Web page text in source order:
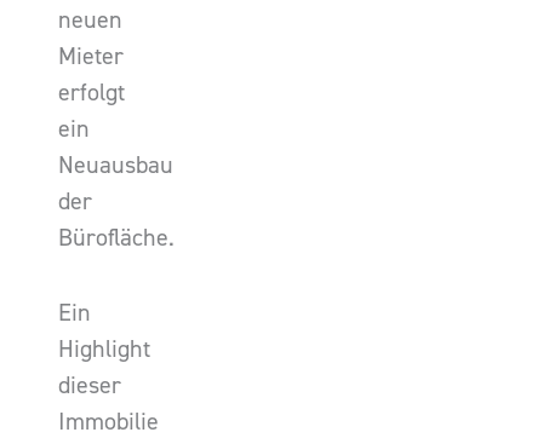
neuen
Mieter
erfolgt
ein
Neuausbau
der
Bürofläche.
Ein
Highlight
dieser
Immobilie